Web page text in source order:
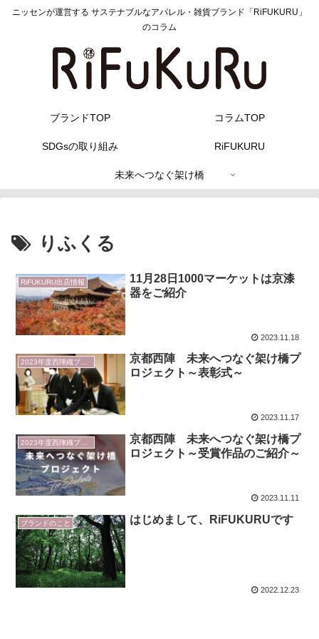
ニッセンが運営する サステナブルなアパレル・雑貨ブランド「RiFUKURU」
のコラム
ブランドTOP コラムTOP
SDGsの取り組み RiFUKURU
未来へつなぐ架け橋
りふくる
RiFUKURU出店情報
11月28日1000マーケットは京漆
器をご紹介
2023.11.18
2023年度西陣織プロジェクト
京都西陣 未来へつなぐ架け橋プ
ロジェクト～表彰式～
2023.11.17
京都西陣 未来へつなぐ架け橋プ
ロジェクト～受賞作品のご紹介～
2023.11.11
ブランドのこと はじめまして、RiFUKURUです
2022.12.23